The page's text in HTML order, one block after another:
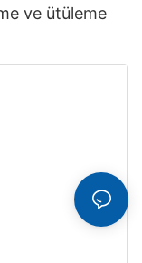
ve ütüleme